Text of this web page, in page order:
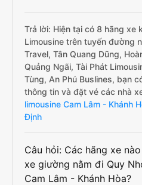
Trả lời: Hiện tại có 8 hãng xe
Limousine trên tuyến đường
Travel, Tân Quang Dũng,
Quảng Ngãi, Tài Phát
Tùng, An Phú Buslines, bạn
thông tin và đặt vé các nhà
limousine Cam Lâm - Khánh
Định
Câu hỏi: Các hãng xe
xe giường nằm đi Quy
Cam Lâm - Khánh Hòa?